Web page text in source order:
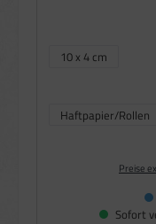
10 x 4 cm
Haftpapier/Rollen
Preise
Sofort